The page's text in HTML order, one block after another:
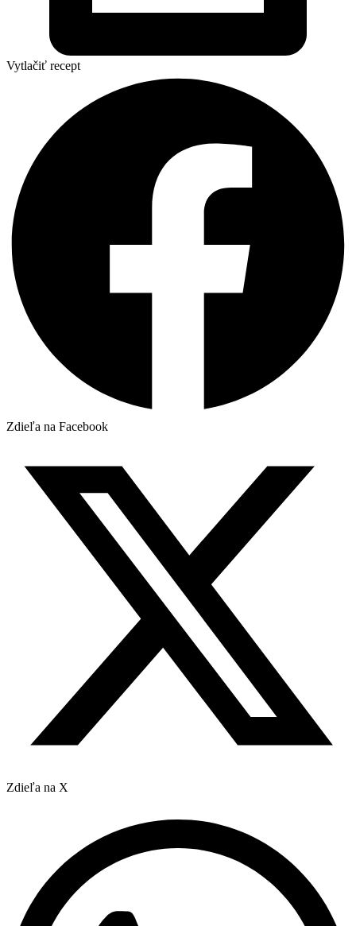
Vytlačiť recept
Zdieľa na Facebook
Zdieľa na X